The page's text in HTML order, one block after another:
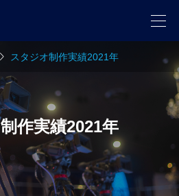
 スタジオ制作実績2021年
作実績2021年